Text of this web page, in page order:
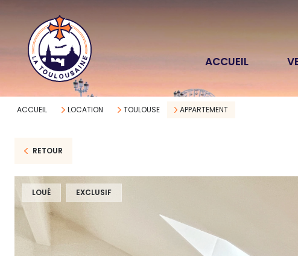
ACCUEIL
ACCUEIL LOCATION TOULOUSE APPARTEMENT
RETOUR
LOUÉ EXCLUSIF